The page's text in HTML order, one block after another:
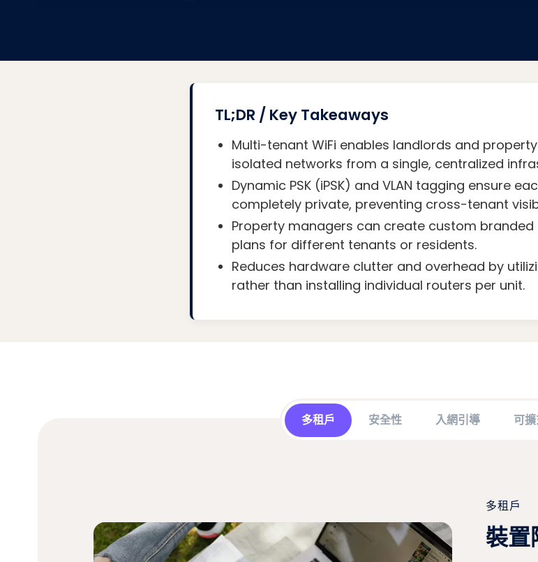
TL;DR / Key Takeaways
Multi-tenant WiFi enables landlords and
isolated networks from a single, centralized
Dynamic PSK (iPSK) and VLAN tagging ensure
completely private, preventing cross-tenant
Property managers can create custom branded
plans for different tenants or residents.
Reduces hardware clutter and overhead by
rather than installing individual routers per unit.
多租戶 安全性 入網引導 可
多租戶
裝置